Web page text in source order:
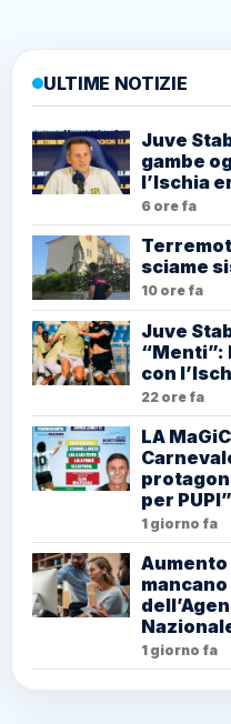
ULTIME NOTIZIE
Juve
gambe
l’Ischia
6 ore fa
sciame
10 ore fa
Juve
“Menti”:
con
22 ore fa
LA
per PUPI”
1 giorno fa
1 giorno fa